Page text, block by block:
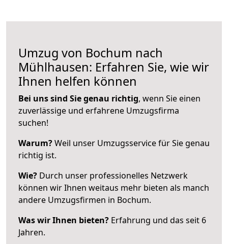
Umzug von Bochum nach
Mühlhausen: Erfahren Sie, wie wir
Ihnen helfen können
Bei uns sind Sie genau richtig, wenn Sie einen
zuverlässige und erfahrene Umzugsfirma
suchen!
Warum?Weil unser Umzugsservice für Sie genau
richtig ist.
Wie? Durch unser professionelles Netzwerk
können wir Ihnen weitaus mehr bieten als manch
andere Umzugsfirmen in Bochum.
Was wir Ihnen bieten? Erfahrung und das seit 6
Jahren.